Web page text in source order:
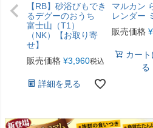
【RB】砂浴びもでき
るデグーのおうち
富士山（T1）
（NK）【お取り寄
せ】
販売価格 ¥3,960税込
詳細を見る
マルカン
レンダー
販売価格 ¥
カー
る